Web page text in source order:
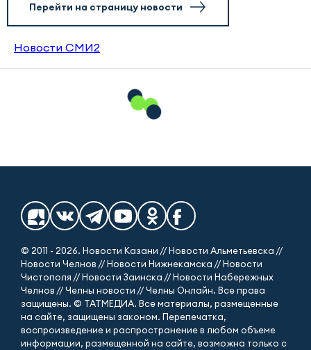
Перейти на страницу новости
Новости СМИ2
© 2011 - 2026. Новости Казани // Новости Альметьевска //
Новости Челнов // Новости Нижнекамска // Новости
Чистополя // Новости Заинска // Новости Набережных
Челнов // Челны новости // Челны Онлайн. Все права
защищены. © ТАТМЕДИА. Все материалы, размещенные
на сайте, защищены законом. Перепечатка,
воспроизведение и распространение в любом объеме
информации, размещенной на сайте, возможна только с